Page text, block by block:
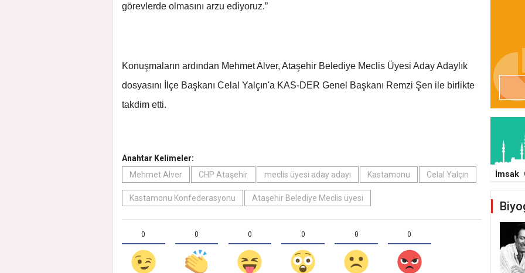
görevlerde olmasını arzu ediyoruz.”
Konuşmaların ardından Mehmet Alver, Ataşehir Belediye Meclis Üyesi Aday Adaylık
dosyasını İlçe Başkanı Celal Yalçın'a KAS-DER Genel Başkanı Remzi Şen ile birlikte
takdim etti.
Anahtar Kelimeler:
Mehmet Alver
CHP Ataşehir meclis üyesi aday adayı Kastamonu Celal Yalçın
Kastamonu Konfederasyonu Ataşehir Belediye Meclis üyesi
0 0 0 0 0 0
İmsak